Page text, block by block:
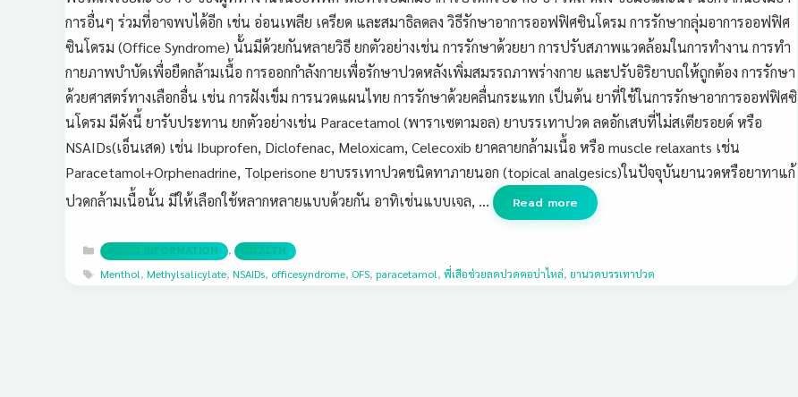
การอื่นๆ ร่วมที่อาจพบได้อีก เช่น อ่อนเพลีย เครียด และสมาธิลดลง วิธีรักษาอาการออฟฟิศซินโดรม การรักษากลุ่มอาการออฟฟิศ
ซินโดรม (Office Syndrome) นั้นมีด้วยกันหลายวิธี ยกตัวอย่างเช่น การรักษาด้วยยา การปรับสภาพแวดล้อมในการทำงาน การทำ
กายภาพบำบัดเพื่อยืดกล้ามเนื้อ การออกกำลังกายเพื่อรักษาปวดหลังเพิ่มสมรรถภาพร่างกาย และปรับอิริยาบถให้ถูกต้อง การรักษา
ด้วยศาสตร์ทางเลือกอื่น เช่น การฝังเข็ม การนวดแผนไทย การรักษาด้วยคลื่นกระแทก เป็นต้น ยาที่ใช้ในการรักษาอาการออฟฟิศซิ
นโดรม มีดังนี้ ยารับประทาน ยกตัวอย่างเช่น Paracetamol (พาราเซตามอล) ยาบรรเทาปวด ลดอักเสบที่ไม่สเตียรอยด์ หรือ
NSAIDs(เอ็นเสด) เช่น Ibuprofen, Diclofenac, Meloxicam, Celecoxib ยาคลายกล้ามเนื้อ หรือ muscle relaxants เช่น
Paracetamol+Orphenadrine, Tolperisone ยาบรรเทาปวดชนิดทาภายนอก (topical analgesics)ในปัจจุบันยานวดหรือยาทาแก้
ปวดกล้ามเนื้อนั้น มีให้เลือกใช้หลากหลายแบบด้วยกัน อาทิเช่นแบบเจล, …
Read more
Categories
DRUG INFORMATION , HEALTH
Tags
Menthol, Methylsalicylate, NSAIDs, officesyndrome, OFS, paracetamol,พี่เสือช่วยลดปวดคอบ่าไหล่, ยานวดบรรเทาปวด